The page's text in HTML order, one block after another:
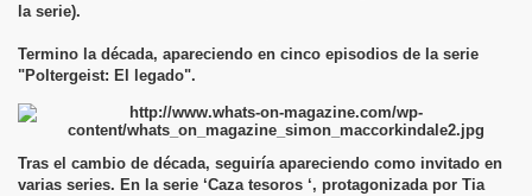
la serie).
Termino la década, apareciendo en cinco episodios de la serie
"Poltergeist: El legado".
Tras el cambio de década, seguiría apareciendo como invitado en
varias series. En la serie ‘Caza tesoros ‘, protagonizada por Tia